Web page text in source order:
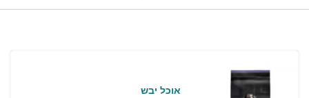
אוכל יבש